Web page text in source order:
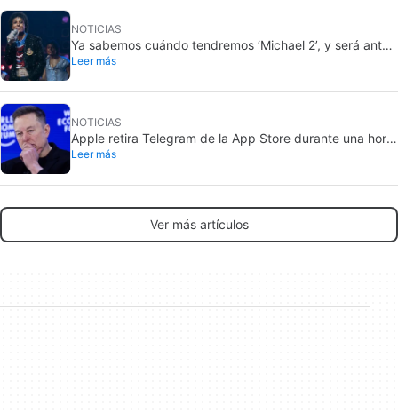
NOTICIAS
Ya sabemos cuándo tendremos ‘Michael 2’, y será antes
de lo que imaginas
Leer más
NOTICIAS
Apple retira Telegram de la App Store durante una hora,
pero no toca X
Leer más
Ver más artículos